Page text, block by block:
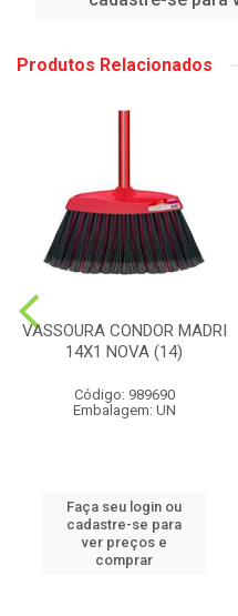
Produtos Relacionados
VASSOURA CONDOR MADRI
14X1 NOVA (14)
Código: 989690
Embalagem: UN
Faça seu login ou
cadastre-se para
ver preços e
comprar